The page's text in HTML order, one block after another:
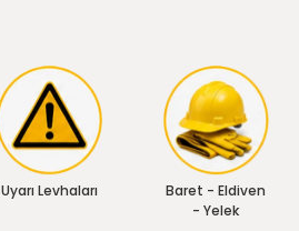
Uyarı Levhaları
Baret - Eldiven
- Yelek